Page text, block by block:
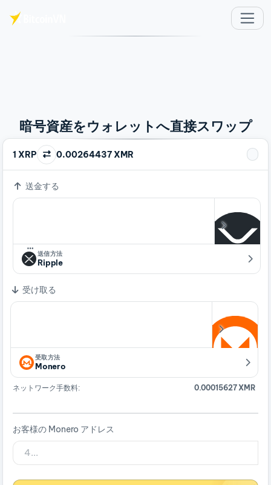
暗号資産をウォレットへ直接スワップ
1 XRP 0.00264437 XMR
送金する
…
送信方法
Ripple
受け取る
受取方法
Monero
ネットワーク手数料: 0.00015627 XMR
お客様の Monero アドレス